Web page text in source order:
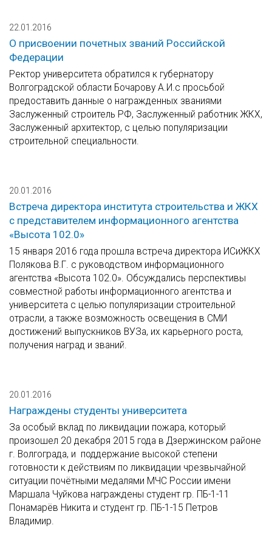
22.01.2016
О присвоении почетных званий Российской
Федерации
Ректор университета обратился к губернатору
Волгоградской области Бочарову А.И.с просьбой
предоставить данные о награжденных званиями
Заслуженный строитель РФ, Заслуженный работник ЖКХ,
Заслуженный архитектор, с целью популяризации
строительной специальности.
20.01.2016
Встреча директора института строительства и ЖКХ
с представителем информационного агентства
«Высота 102.0»
15 января 2016 года прошла встреча директора ИСиЖКХ
Полякова В.Г. с руководством информационного
агентства «Высота 102.0». Обсуждались перспективы
совместной работы информационного агентства и
университета с целью популяризации строительной
отрасли, а также возможность освещения в СМИ
достижений выпускников ВУЗа, их карьерного роста,
получения наград и званий.
20.01.2016
Награждены студенты университета
За особый вклад по ликвидации пожара, который
произошел 20 декабря 2015 года в Дзержинском районе
г. Волгограда, и поддержание высокой степени
готовности к действиям по ликвидации чрезвычайной
ситуации почётными медалями МЧС России имени
Маршала Чуйкова награждены студент гр. ПБ-1-11
Понамарёв Никита и студент гр. ПБ-1-15 Петров
Владимир.